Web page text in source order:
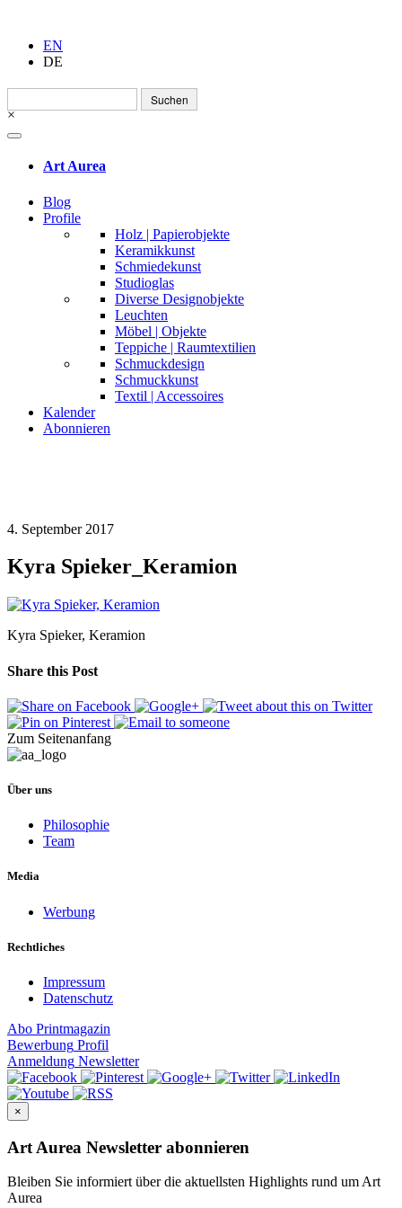
EN
DE
Suchen
nach:
×
Art Aurea
Blog
Profile
Holz | Papierobjekte
Keramikkunst
Schmiedekunst
Studioglas
Diverse Designobjekte
Leuchten
Möbel | Objekte
Teppiche | Raumtextilien
Schmuckdesign
Schmuckkunst
Textil | Accessoires
Kalender
Abonnieren
4. September 2017
Kyra Spieker_Keramion
Kyra Spieker, Keramion
Share this Post
Zum Seitenanfang
Über uns
Philosophie
Team
Media
Werbung
Rechtliches
Impressum
Datenschutz
Abo Printmagazin
Bewerbung Profil
Anmeldung Newsletter
×
Art Aurea Newsletter abonnieren
Bleiben Sie informiert über die aktuellsten Highlights rund um Art
Aurea